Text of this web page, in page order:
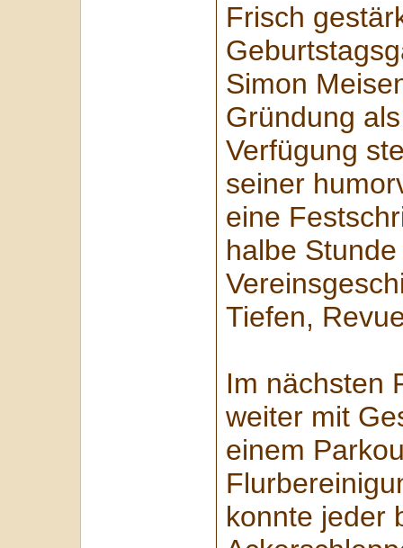
Frisch
Simon
Gründung
Verfügung
seiner
eine
halbe
Tiefen,
Im nächsten
weiter mit
einem
konnte jeder